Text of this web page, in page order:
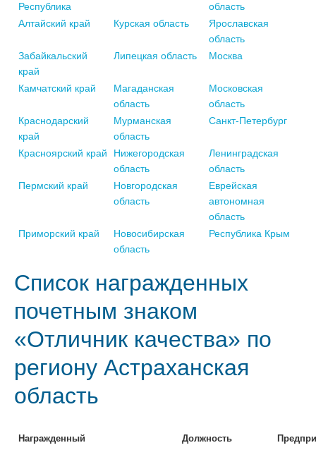
Республика
область
Алтайский край
Курская область
Ярославская
область
Забайкальский
край
Липецкая область Москва
Камчатский край
Магаданская
область
Московская
область
Краснодарский
край
Мурманская
область
Санкт-Петербург
Красноярский край
Нижегородская
область
Ленинградская
область
Пермский край
Новгородская
область
Еврейская
автономная
область
Приморский край
Новосибирская
область
Республика Крым
Список награжденных
почетным знаком
«Отличник качества» по
региону Астраханская
область
Награжденный Должность